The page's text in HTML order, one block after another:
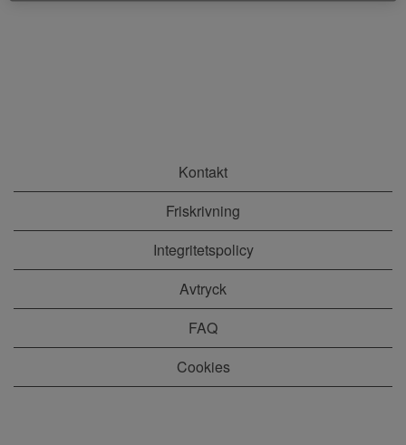
Kontakt
Friskrivning
Integritetspolicy
Avtryck
FAQ
Cookies